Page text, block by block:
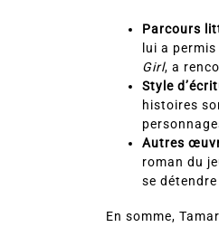
Parcours
lui a
Girl, a
Style
histoires
Autres
roman du
se
En somme,